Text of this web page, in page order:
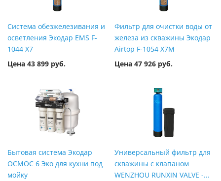
Система обезжелезивания и
осветления Экодар EMS F-
1044 X7
Цена 43 899 руб.
Фильтр для очистки воды от
железа из скважины Экодар
Airtop F-1054 X7M
Цена 47 926 руб.
Бытовая система Экодар
ОСМОС 6 Эко для кухни под
мойку
Универсальный фильтр для
скважины с клапаном
WENZHOU RUNXIN VALVE -...